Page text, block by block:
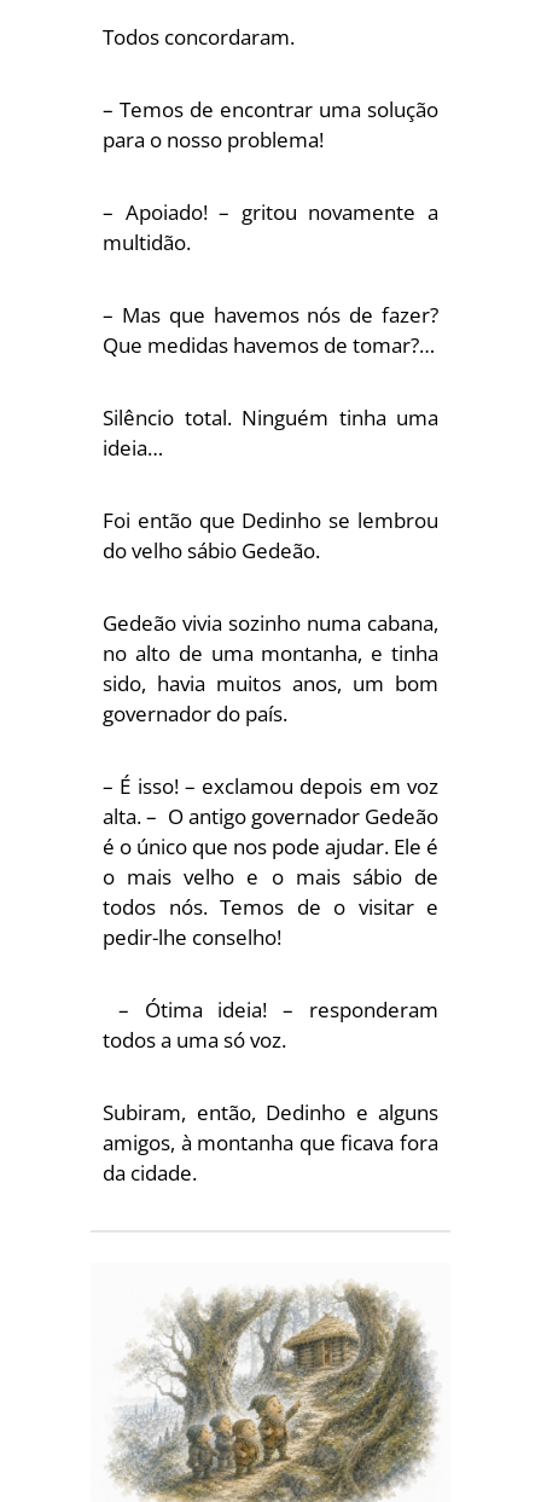
Todos concordaram.
– Temos de encontrar uma solução
para o nosso problema!
– Apoiado! – gritou novamente a
multidão.
– Mas que havemos nós de fazer?
Que medidas havemos de tomar?…
Silêncio total. Ninguém tinha uma
ideia…
Foi então que Dedinho se lembrou
do velho sábio Gedeão.
Gedeão vivia sozinho numa cabana,
no alto de uma montanha, e tinha
sido, havia muitos anos, um bom
governador do país.
– É isso! – exclamou depois em voz
alta. – O antigo governador Gedeão
é o único que nos pode ajudar. Ele é
o mais velho e o mais sábio de
todos nós. Temos de o visitar e
pedir-lhe conselho!
– Ótima ideia! – responderam
todos a uma só voz.
Subiram, então, Dedinho e alguns
amigos, à montanha que ficava fora
da cidade.